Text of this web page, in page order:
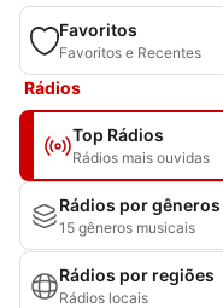
Favoritos
Favoritos e Recentes
Rádios
Top Rádios
Rádios mais ouvidas
Rádios por gêneros
15 gêneros musicais
Rádios por regiões
Rádios locais